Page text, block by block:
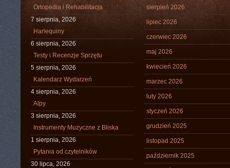
Ortopedia i Rehabilitacja
7 sierpnia, 2026
Harlequiny
6 sierpnia, 2026
Testy i Recenzje Sprzętu
5 sierpnia, 2026
Kalendarz Wydarzeń
4 sierpnia, 2026
Alpy
3 sierpnia, 2026
Instrumenty Muzyczne z Bliska
1 sierpnia, 2026
Pytania od czytelników
30 lipca, 2026
sierpień 2026
lipiec 2026
czerwiec 2026
maj 2026
kwiecień 2026
marzec 2026
luty 2026
styczeń 2026
grudzień 2025
listopad 2025
październik 2025